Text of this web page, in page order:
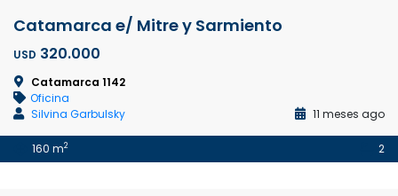
Catamarca e/ Mitre y Sarmiento
USD 320.000
Catamarca 1142
Oficina
Silvina Garbulsky
11 meses ago
160 m2 2